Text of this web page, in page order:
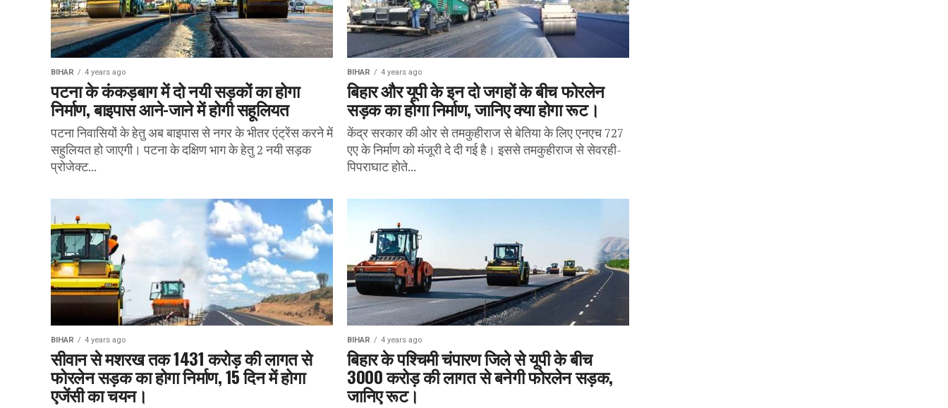
BIHAR 4 years ago
पटना के कंकड़बाग में दो नयी सड़कों का होगा
निर्माण, बाइपास आने-जाने में होगी सहूलियत
पटना निवासियों के हेतु अब बाइपास से नगर के भीतर एंट्रेंस करने में
सहुलियत हो जाएगी। पटना के दक्षिण भाग के हेतु 2 नयी सड़क
प्रोजेक्ट...
BIHAR 4 years ago
बिहार और यूपी के इन दो जगहों के बीच फोरलेन
सड़क का होगा निर्माण, जानिए क्या होगा रूट।
केंद्र सरकार की ओर से तमकुहीराज से बेतिया के लिए एनएच 727
एए के निर्माण को मंजूरी दे दी गई है। इससे तमकुहीराज से सेवरही-
पिपराघाट होते...
BIHAR 4 years ago
सीवान से मशरख तक 1431 करोड़ की लागत से
फोरलेन सड़क का होगा निर्माण, 15 दिन में होगा
एजेंसी का चयन।
BIHAR 4 years ago
बिहार के पश्चिमी चंपारण जिले से यूपी के बीच
3000 करोड़ की लागत से बनेगी फोरलेन सड़क,
जानिए रूट।